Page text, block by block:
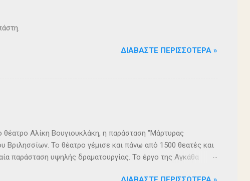
ΔΙΑΒΆΣΤΕ ΠΕΡΙΣΣΌΤΕΡΑ »
θέατρο Αλίκη Βουγιουκλάκη, η παράσταση "Μάρτυρας
Βριλησσίων. Το θέατρο γέμισε και πάνω από 1500 θεατές και
παράσταση υψηλής δραματουργίας. Το έργο της Αγκάθα